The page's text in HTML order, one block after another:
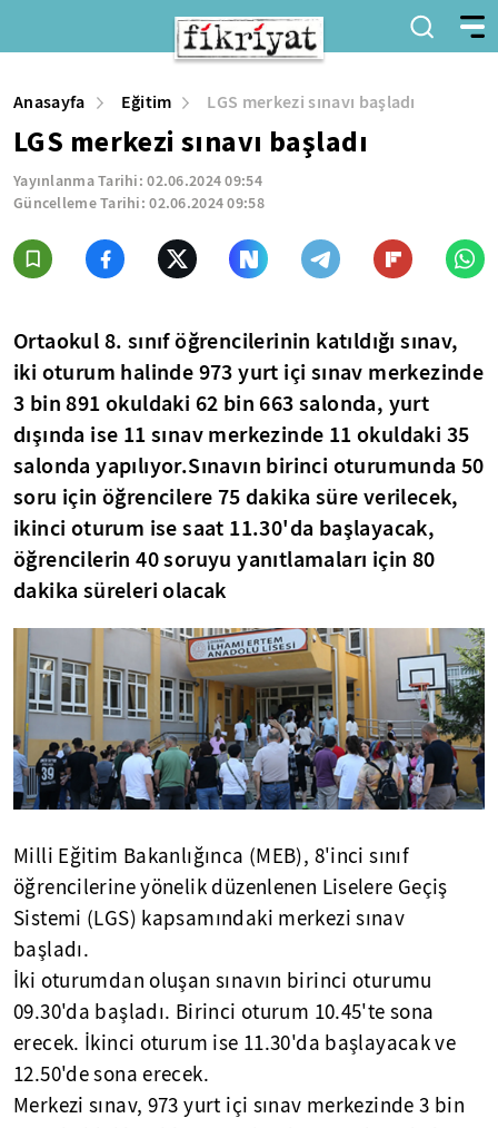
Anasayfa Eğitim LGS merkezi sınavı başladı
LGS merkezi sınavı başladı
Yayınlanma Tarihi:02.06.2024 09:54
Güncelleme Tarihi:02.06.2024 09:58
Ortaokul 8. sınıf öğrencilerinin katıldığı sınav,
iki oturum halinde 973 yurt içi sınav merkezinde
3 bin 891 okuldaki 62 bin 663 salonda, yurt
dışında ise 11 sınav merkezinde 11 okuldaki 35
salonda yapılıyor.Sınavın birinci oturumunda 50
soru için öğrencilere 75 dakika süre verilecek,
ikinci oturum ise saat 11.30'da başlayacak,
öğrencilerin 40 soruyu yanıtlamaları için 80
dakika süreleri olacak
Milli Eğitim Bakanlığınca (MEB), 8'inci sınıf
öğrencilerine yönelik düzenlenen Liselere Geçiş
Sistemi (LGS) kapsamındaki merkezi sınav
başladı.
İki oturumdan oluşan sınavın birinci oturumu
09.30'da başladı. Birinci oturum 10.45'te sona
erecek. İkinci oturum ise 11.30'da başlayacak ve
12.50'de sona erecek.
Merkezi sınav, 973 yurt içi sınav merkezinde 3 bin